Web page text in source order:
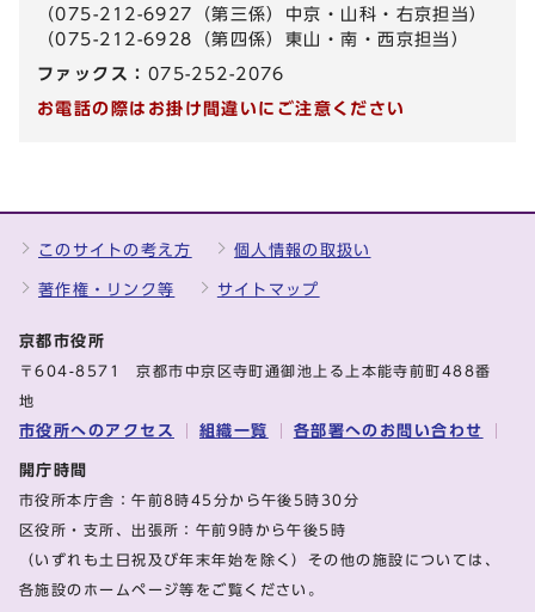
（075-212-6927（第三係）中京・山科・右京担当）
（075-212-6928（第四係）東山・南・西京担当）
ファックス： 075-252-2076
お電話の際はお掛け間違いにご注意ください
このサイトの考え方 個人情報の取扱い
著作権・リンク等 サイトマップ
京都市役所
〒604-8571 京都市中京区寺町通御池上る上本能寺前町488番
地
市役所へのアクセス 組織一覧 各部署へのお問い合わせ
開庁時間
市役所本庁舎：午前8時45分から午後5時30分
区役所・支所、出張所：午前9時から午後5時
（いずれも土日祝及び年末年始を除く）その他の施設については、
各施設のホームページ等をご覧ください。